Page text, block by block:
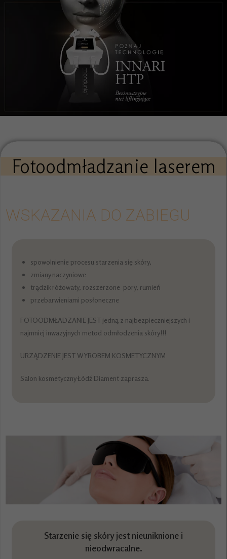
Fotoodmładzanie laserem
WSKAZANIA DO ZABIEGU
spowolnienie procesu starzenia się skóry,
zmiany naczyniowe
trądzik różowaty, rozszerzone pory, rumień
przebarwieniami posłoneczne
FOTOODMŁADZANIE JEST jedną z najbezpieczniejszych i
najmniej inwazyjnych metod odmłodzenia skóry!!!
URZĄDZENIE JEST WYROBEM KOSMETYCZNYM
Salon kosmetyczny Łódź Diament zaprasza.
Starzenie się skóry jest nieuniknione i
nieodwracalne.